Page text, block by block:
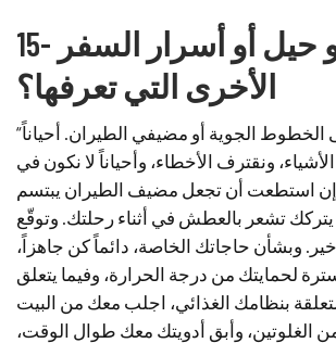
15- ما نصائح أو حيل أو أسرار السفر
الأخرى التي تعرفها؟
“لا تعتمد كثيراً على الخطوط الجوية أو مضيفي الطيران. أحياناً
ونقترف الأخطاء، وأحياناً لا نكون في
إن استطعت أن تجعل مضيف الطيران يبتسم
تشعر بالعطش في أثناء رحلتك. وتوقّع
وبشأن حاجاتك الخاصة، دائماً كن جاهزاً،
لحمايتك من درجة الحرارة، وفيما يتعلق
بنظامك الغذائي، اجلب معك من البيت
الغلوتين، وأبقِ أدويتك معك طوال الوقت،